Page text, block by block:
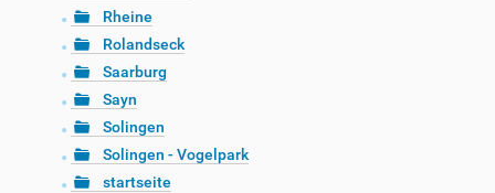
Rheine
Rolandseck
Saarburg
Sayn
Solingen
Solingen - Vogelpark
startseite